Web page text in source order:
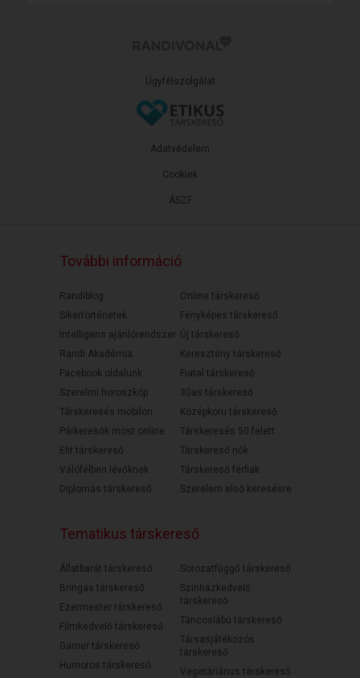
Ügyfélszolgálat
ÁSZF
Adatvédelem
Cookiek
További információ
Randiblog
Sikertörténetek
Intelligens ajánlórendszer
Randi Akadémia
Facebook oldalunk
Szerelmi horoszkóp
Társkeresés mobilon
Párkeresők most online
Elit társkereső
Válófélben lévőknek
Diplomás társkereső
Online társkereső
Fényképes társkereső
Új társkereső
Keresztény társkereső
Fiatal társkereső
30as társkereső
Középkorú társkereső
Társkeresés 50 felett
Társkereső nők
Társkereső férfiak
Szerelem első keresésre
Tematikus társkereső
Állatbarát társkereső
Bringás társkereső
Ezermester társkereső
Filmkedvelő társkereső
Gamer társkereső
Humoros társkereső
Sorozatfüggő társkereső
Színházkedvelő
társkereső
Táncoslábú társkereső
Társasjátékozós
társkereső
Vegetáriánus társkereső